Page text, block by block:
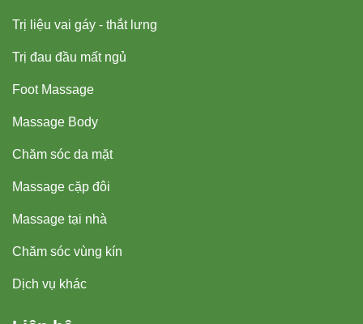
Trị liệu vai gáy - thắt lưng
Trị đau đầu mất ngủ
Foot Massage
Massage Body
Chăm sóc da mặt
Massage cặp đôi
Massage tại nhà
Chăm sóc vùng kín
Dịch vụ khác